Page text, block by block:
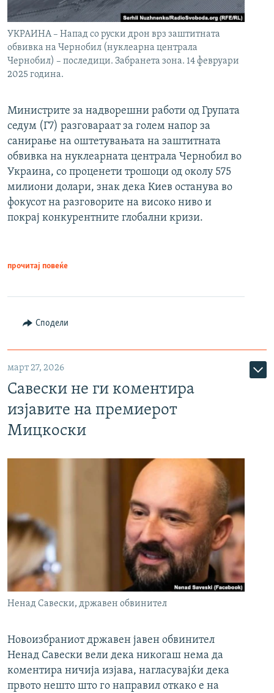
УКРАИНА – Напад со руски дрон врз заштитната
обвивка на Чернобил (нуклеарна централа
Чернобил) – последици. Забранета зона. 14 февруари
2025 година.
Министрите за надворешни работи од Групата
седум (Г7) разговараат за голем напор за
санирање на оштетувањата на заштитната
обвивка на нуклеарната централа Чернобил во
Украина, со проценети трошоци од околу 575
милиони долари, знак дека Киев останува во
фокусот на разговорите на високо ниво и
покрај конкурентните глобални кризи.
прочитај повеќе
Сподели
март 27, 2026
Савески не ги коментира
изјавите на премиерот
Мицкоски
Ненад Савески, државен обвинител
Новоизбраниот државен јавен обвинител
Ненад Савески вели дека никогаш нема да
коментира ничија изјава, нагласувајќи дека
првото нешто што го направил откако е на